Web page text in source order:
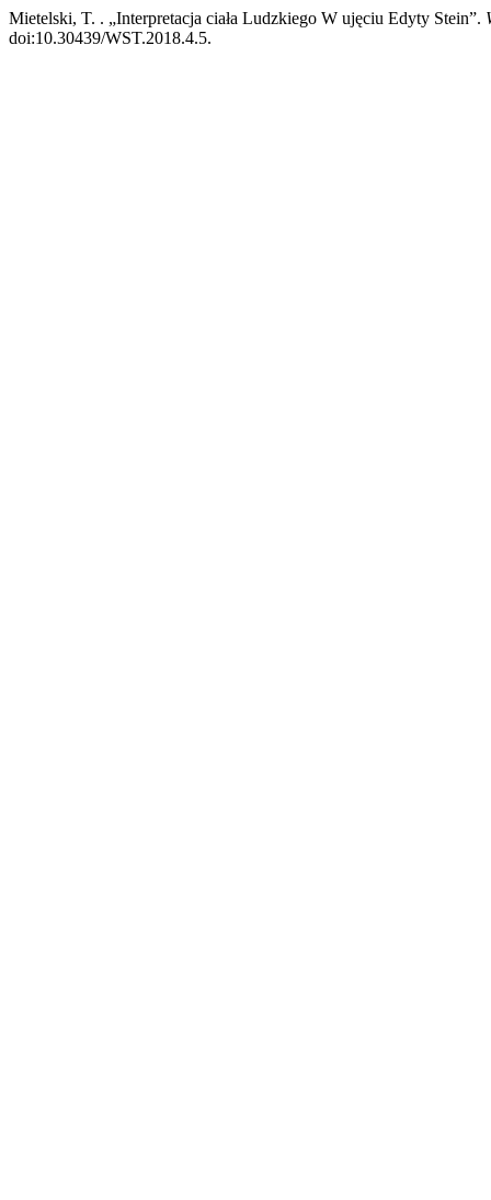
Mietelski, T. . „Interpretacja ciała Ludzkiego W ujęciu Edyty Stein”.
doi:10.30439/WST.2018.4.5.